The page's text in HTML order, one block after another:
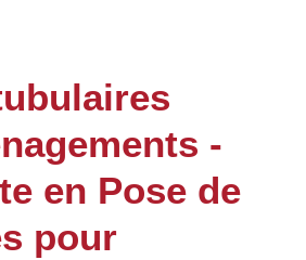
-
en Pose de
pour